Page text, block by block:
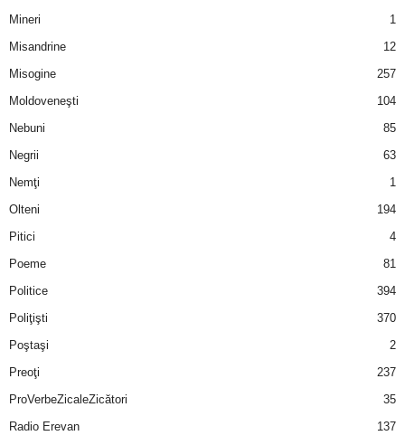
Mineri
1
Misandrine
12
Misogine
257
Moldoveneşti
104
Nebuni
85
Negrii
63
Nemţi
1
Olteni
194
Pitici
4
Poeme
81
Politice
394
Poliţişti
370
Poştaşi
2
Preoţi
237
ProVerbeZicaleZicători
35
Radio Erevan
137